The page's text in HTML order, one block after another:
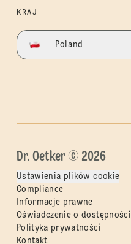
KRAJ
Poland
Dr. Oetker © 2026
Ustawienia plików cookie
Compliance
Informacje prawne
Oświadczenie o dostępności
Polityka prywatności
Kontakt